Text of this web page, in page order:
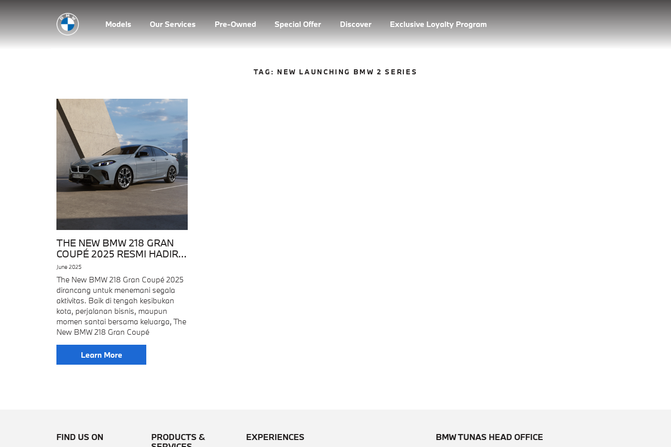
Models Our Services Pre-Owned Special Offer Discover Exclusive Loyalty Program
TAG: NEW LAUNCHING BMW 2 SERIES
THE NEW BMW 218 GRAN
COUPÉ 2025 RESMI HADIR,
DAPATKAN PENAWARAN
SPESIAL
June 2025
The New BMW 218 Gran Coupé 2025
dirancang untuk menemani segala
aktivitas. Baik di tengah kesibukan
kota, perjalanan bisnis, maupun
momen santai bersama keluarga, The
New BMW 218 Gran Coupé
Learn More
FIND US ON
PRODUCTS &
EXPERIENCES BMW TUNAS HEAD OFFICE